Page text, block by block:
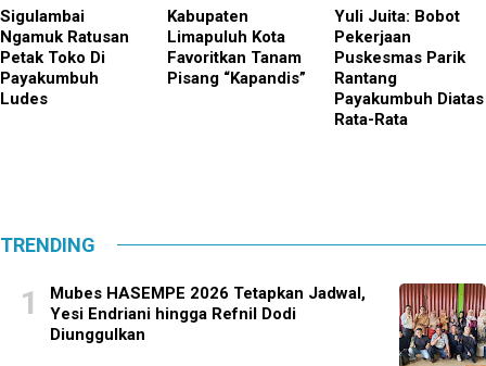
Sigulambai
Ngamuk Ratusan
Petak Toko Di
Payakumbuh
Ludes
Kabupaten
Limapuluh Kota
Favoritkan Tanam
Pisang “Kapandis”
Yuli Juita: Bobot
Pekerjaan
Puskesmas Parik
Rantang
Payakumbuh Diatas
Rata-Rata
TRENDING
Mubes HASEMPE 2026 Tetapkan Jadwal,
Yesi Endriani hingga Refnil Dodi
Diunggulkan